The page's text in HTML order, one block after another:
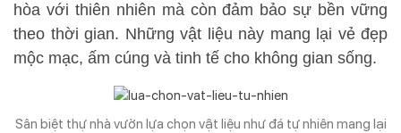
hòa với thiên nhiên mà còn đảm bảo sự bền vững
theo thời gian. Những vật liệu này mang lại vẻ đẹp
mộc mạc, ấm cúng và tinh tế cho không gian sống.
Sân biệt thự nhà vườn lựa chọn vật liệu như đá tự nhiên mang lại